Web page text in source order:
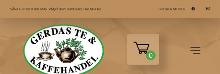
VÅRA BUTIKER KALMAR VÄXJÖ KRISTIANSTAD HALMSTAD SOCIALA MEDIER
0